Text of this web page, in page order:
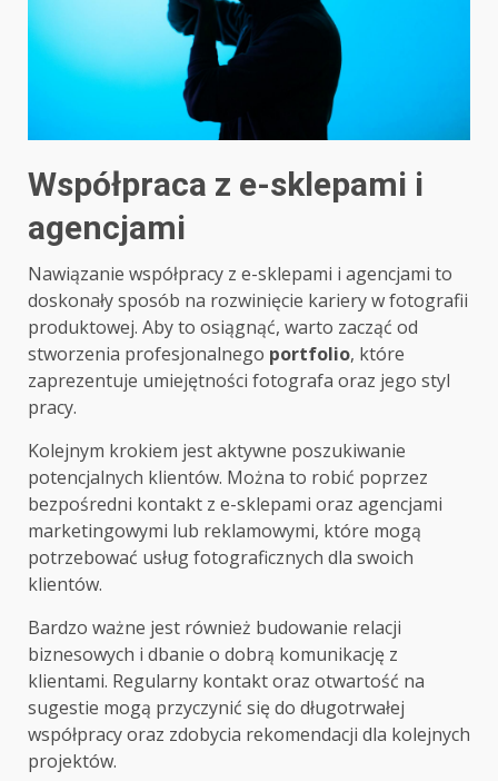
Współpraca z e-sklepami i
agencjami
Nawiązanie współpracy z e-sklepami i agencjami to
doskonały sposób na rozwinięcie kariery w fotografii
produktowej. Aby to osiągnąć, warto zacząć od
stworzenia profesjonalnego portfolio, które
zaprezentuje umiejętności fotografa oraz jego styl
pracy.
Kolejnym krokiem jest aktywne poszukiwanie
potencjalnych klientów. Można to robić poprzez
bezpośredni kontakt z e-sklepami oraz agencjami
marketingowymi lub reklamowymi, które mogą
potrzebować usług fotograficznych dla swoich
klientów.
Bardzo ważne jest również budowanie relacji
biznesowych i dbanie o dobrą komunikację z
klientami. Regularny kontakt oraz otwartość na
sugestie mogą przyczynić się do długotrwałej
współpracy oraz zdobycia rekomendacji dla kolejnych
projektów.